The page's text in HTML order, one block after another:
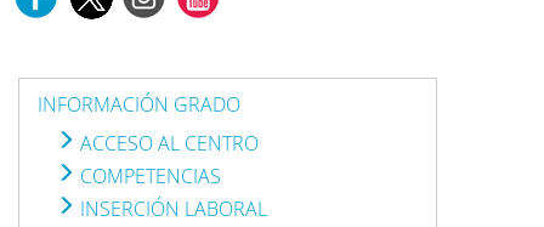
INFORMACIÓN GRADO
ACCESO AL CENTRO
COMPETENCIAS
INSERCIÓN LABORAL